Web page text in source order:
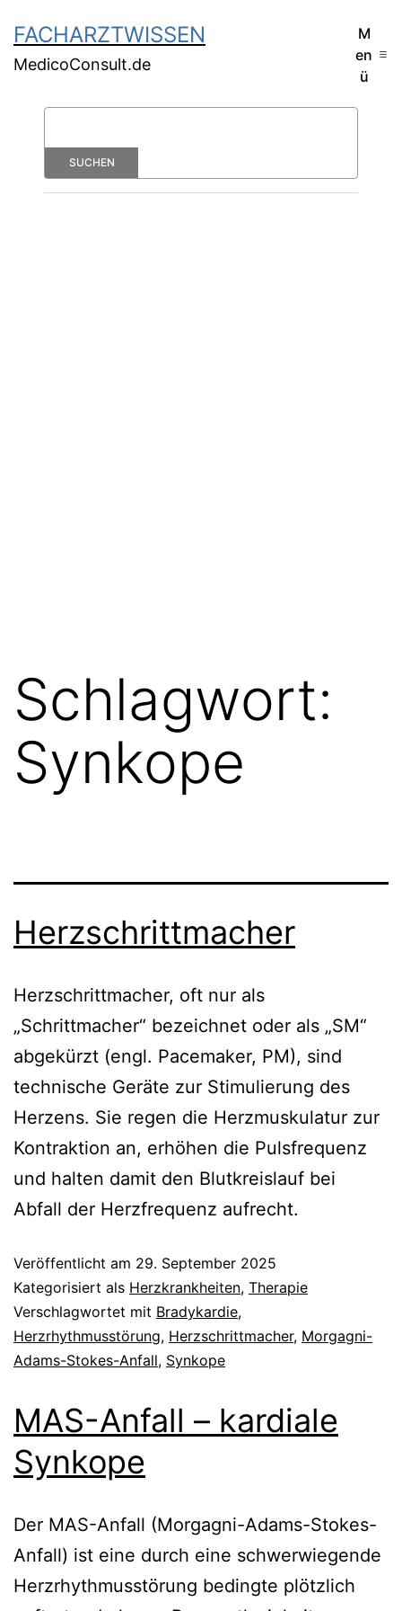
FACHARZTWISSEN
MedicoConsult.de
M
en
ü
Schlagwort:
Synkope
Herzschrittmacher
Herzschrittmacher, oft nur als
„Schrittmacher“ bezeichnet oder als „SM“
abgekürzt (engl. Pacemaker, PM), sind
technische Geräte zur Stimulierung des
Herzens. Sie regen die Herzmuskulatur zur
Kontraktion an, erhöhen die Pulsfrequenz
und halten damit den Blutkreislauf bei
Abfall der Herzfrequenz aufrecht.
Veröffentlicht am 29. September 2025
Kategorisiert als Herzkrankheiten, Therapie
Verschlagwortet mit Bradykardie,
Herzrhythmusstörung, Herzschrittmacher, Morgagni-
Adams-Stokes-Anfall, Synkope
MAS-Anfall – kardiale
Synkope
Der MAS-Anfall (Morgagni-Adams-Stokes-
Anfall) ist eine durch eine schwerwiegende
Herzrhythmusstörung bedingte plötzlich